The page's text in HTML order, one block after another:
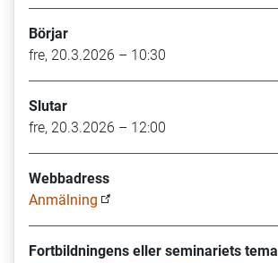
Börjar
fre, 20.3.2026 – 10:30
Slutar
fre, 20.3.2026 – 12:00
Webbadress
Anmälning
Fortbildningens eller seminariets tema